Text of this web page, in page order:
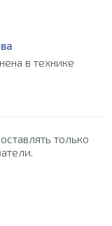
в технике
только